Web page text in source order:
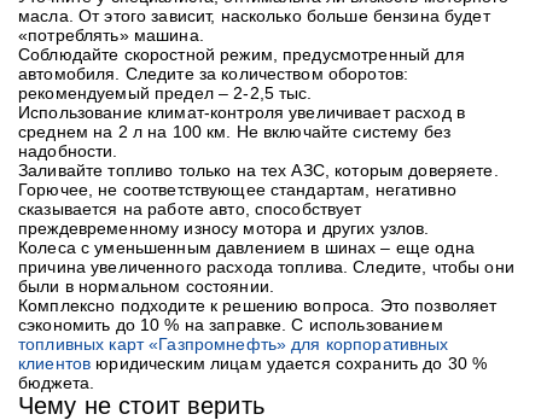
масла. От этого зависит, насколько больше бензина будет
«потреблять» машина.
Соблюдайте скоростной режим, предусмотренный для
автомобиля. Следите за количеством оборотов:
рекомендуемый предел – 2-2,5 тыс.
Использование климат-контроля увеличивает расход в
среднем на 2 л на 100 км. Не включайте систему без
надобности.
Заливайте топливо только на тех АЗС, которым доверяете.
Горючее, не соответствующее стандартам, негативно
сказывается на работе авто, способствует
преждевременному износу мотора и других узлов.
Колеса с уменьшенным давлением в шинах – еще одна
причина увеличенного расхода топлива. Следите, чтобы они
были в нормальном состоянии.
Комплексно подходите к решению вопроса. Это позволяет
сэкономить до 10 % на заправке. С использованием
топливных карт «Газпромнефть» для корпоративных
клиентов юридическим лицам удается сохранить до 30 %
бюджета.
Чему не стоит верить